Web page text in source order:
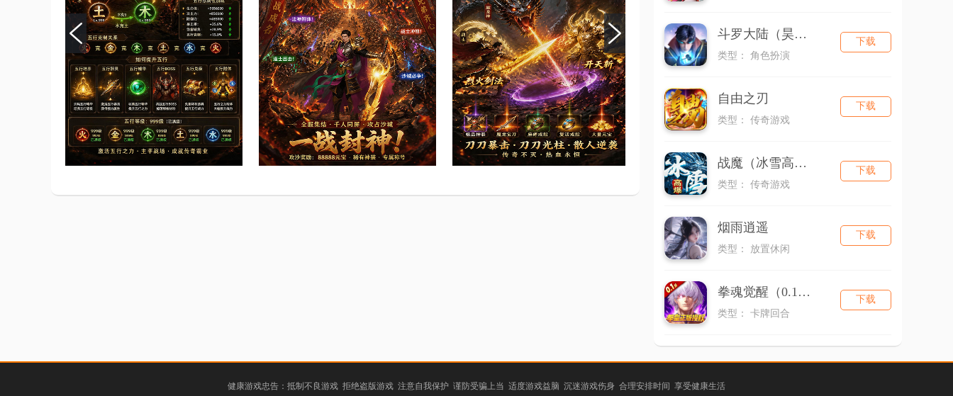
斗罗大陆（昊天服）
类型： 角色扮演
下载
自由之刃
类型： 传奇游戏
下载
战魔（冰雪高爆）
类型： 传奇游戏
下载
烟雨逍遥
类型： 放置休闲
下载
拳魂觉醒（0.1折拳皇正版授权）
类型： 卡牌回合
下载
健康游戏忠告：抵制不良游戏 拒绝盗版游戏 注意自我保护 谨防受骗上当 适度游戏益脑 沉迷游戏伤身 合理安排时间 享受健康生活